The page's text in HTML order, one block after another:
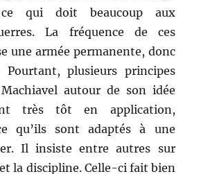
ce qui doit beaucoup aux
La fréquence de ces
une armée permanente, donc
Pourtant, plusieurs principes
autour de son idée
très tôt en application,
qu’ils sont adaptés à une
Il insiste entre autres sur
la discipline. Celle-ci fait bien